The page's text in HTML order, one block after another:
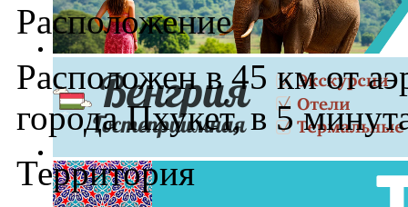
Расположение
Расположен в 45 км от
города Пхукет, в 5
Территория